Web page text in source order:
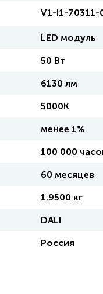
V1-I1-70311-
LED модуль
50 Вт
6130 лм
5000K
менее 1%
100 000
60 месяцев
1.9500 кг
DALI
Россия